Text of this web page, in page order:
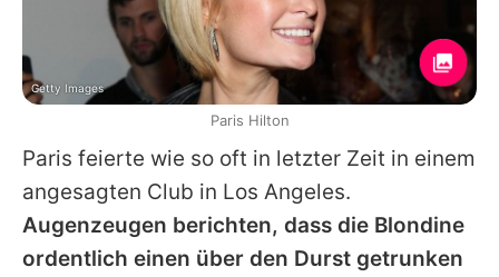
Paris feierte wie so oft in letzter Zeit in einem
angesagten Club in Los Angeles.
Augenzeugen berichten, dass die Blondine
ordentlich einen über den Durst getrunken
Getty Images
Paris Hilton